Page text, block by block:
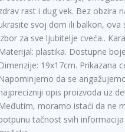
rast i dug vek. Bez obzira
svoj dom ili balkon, ova
za sve ljubitelje cveća..
plastika. Dostupne
19x17cm. Prikazana
da se
opis proizvoda uz
moramo istaći da ne
tačnost svih